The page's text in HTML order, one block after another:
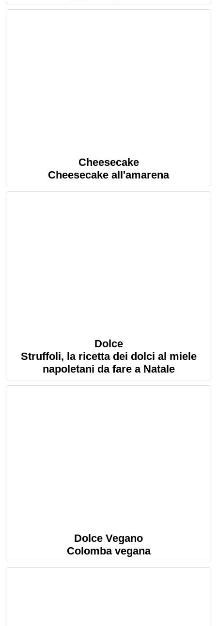
Cheesecake
Cheesecake all'amarena
Dolce
Struffoli, la ricetta dei dolci al miele
napoletani da fare a Natale
Dolce Vegano
Colomba vegana